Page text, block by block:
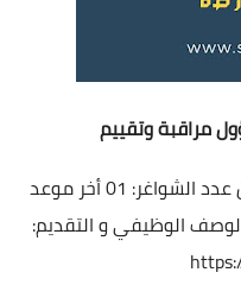
مراقبة وتقييم
مكان العمل: سوريا – حلب – عفرين عدد الشواغر: 01 أخر موعد